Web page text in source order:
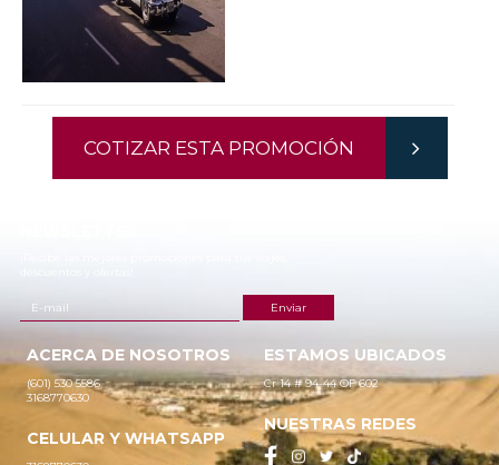
COTIZAR ESTA PROMOCIÓN
ACERCA DE NOSOTROS
(601) 530 5586
3168770630
CELULAR Y WHATSAPP
ESTAMOS UBICADOS
Cr 14 # 94-44 OF 602
NUESTRAS REDES